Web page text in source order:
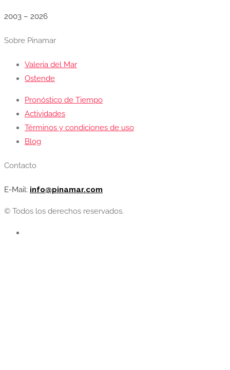
2003 – 2026
Sobre Pinamar
Valeria del Mar
Ostende
Pronóstico de Tiempo
Actividades
Términos y condiciones de uso
Blog
Contacto
E-Mail: info@pinamar.com
© Todos los derechos reservados.